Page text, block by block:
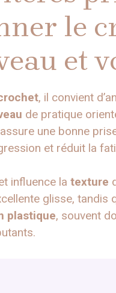
le
et
, il convient
de pratique
une bonne
et réduit la
influence la texture
glisse, tandis
plastique, souvent